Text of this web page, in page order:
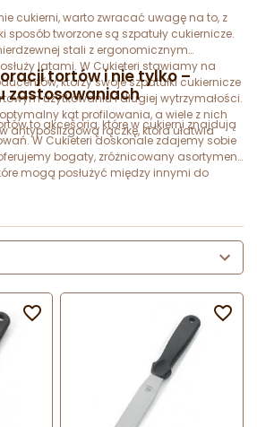
cukierni, warto zwracać uwagę na to, z
sposób tworzone są szpatuły cukiernicze.
stali z ergonomicznym
latami. W Cukieteri stawiamy na
którzy swoje szpatułki cukiernicze
użytkowaniu i długiej wytrzymałości.
kąt profilowania, a wiele z nich
antypoślizgową rączkę, która ułatwia
tortów i nie tylko –
zastosowaniach
to akcesoria, które w cukierni znajdują
W Cukieteri doskonale zdajemy sobie
bogaty, zróżnicowany asortyment
mogą posłużyć między innymi do
i higienicznego nakładania
posiada dodatkowe funkcjonalności,
czy możliwość mycia w zmywarce. W
które ułatwiają pracę specjalistom i
 